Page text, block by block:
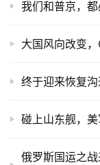
我们和普京，都
大国风向改变
终于迎来恢复
碰上山东舰，
俄罗斯国运之